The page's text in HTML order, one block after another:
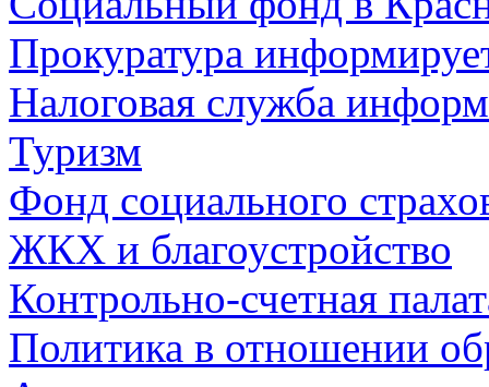
Прокуратура
Налоговая служба
Туризм
Фонд социального
ЖКХ и благоустройство
Контрольно-счетная
Политика в отношении